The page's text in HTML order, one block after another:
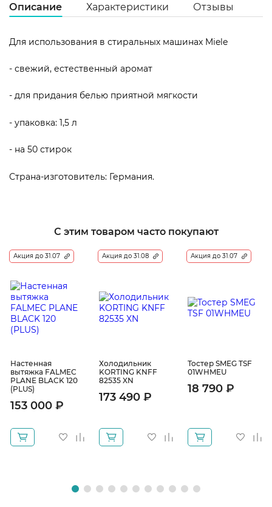
Описание Характеристики Отзывы
Для использования в стиральных машинах Miele
- свежий, естественный аромат
- для придания белью приятной мягкости
- упаковка: 1,5 л
- на 50 стирок
Страна-изготовитель: Германия.
С этим товаром часто покупают
Акция до 31.07
Настенная
вытяжка FALMEC
PLANE BLACK 120
(PLUS)
153 000 ₽
Акция до 31.08
Холодильник
KORTING KNFF
82535 XN
173 490 ₽
Акция до 31.07
Тостер SMEG TSF
01WHMEU
18 790 ₽